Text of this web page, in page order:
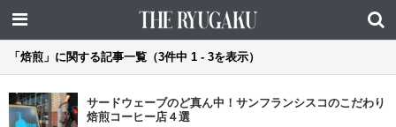
「焙煎」に関する記事一覧（3件中 1 - 3を表示）
サードウェーブのど真ん中！サンフランシスコのこだわり
焙煎コーヒー店４選